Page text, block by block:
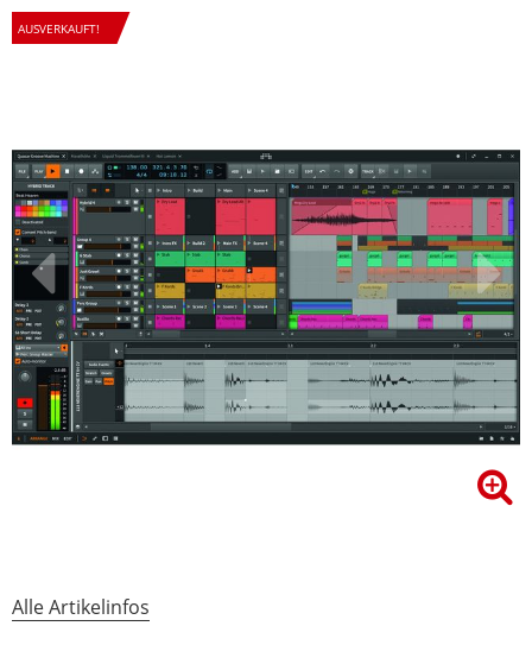
AUSVERKAUFT!
Alle Artikelinfos